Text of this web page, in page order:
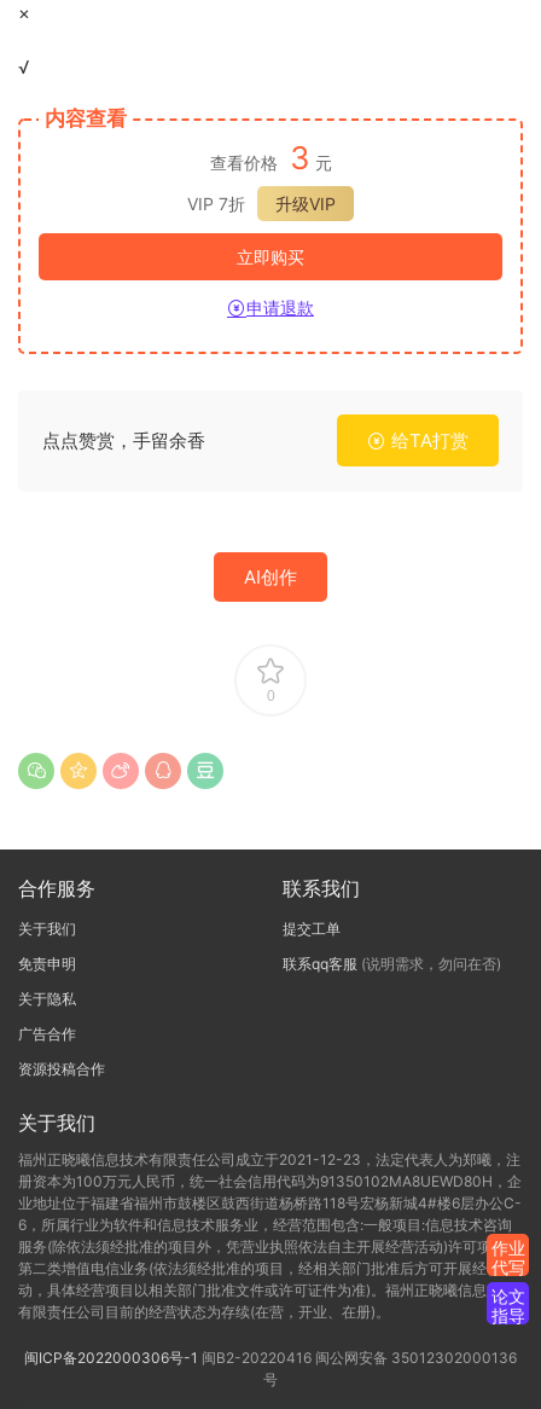
×
√
内容查看
查看价格 3 元
VIP 7折
升级VIP
立即购买
申请退款
点点赞赏，手留余香 给TA打赏
AI创作
0
合作服务
关于我们
免责申明
关于隐私
广告合作
资源投稿合作
联系我们
提交工单
联系qq客服 (说明需求，勿问在否)
关于我们
福州正晓曦信息技术有限责任公司成立于2021-12-23，法定代表人为郑曦，注
册资本为100万元人民币，统一社会信用代码为91350102MA8UEWD80H，企
业地址位于福建省福州市鼓楼区鼓西街道杨桥路118号宏杨新城4#楼6层办公C-
6，所属行业为软件和信息技术服务业，经营范围包含:一般项目:信息技术咨询
服务(除依法须经批准的项目外，凭营业执照依法自主开展经营活动)许可项目:
第二类增值电信业务(依法须经批准的项目，经相关部门批准后方可开展经营活
动，具体经营项目以相关部门批准文件或许可证件为准)。福州正晓曦信息技术
有限责任公司目前的经营状态为存续(在营，开业、在册)。
闽ICP备2022000306号-1 闽B2-20220416 闽公网安备 35012302000136
号
作业
代写
论文
指导